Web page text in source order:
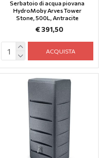
Serbatoio di acqua piovana
HydroMoby Arves Tower
Stone, 500L, Antracite
€ 391,50
ACQUISTA